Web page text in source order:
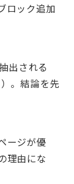
ロック追加
出される
。結論を先
ージが優
理由にな